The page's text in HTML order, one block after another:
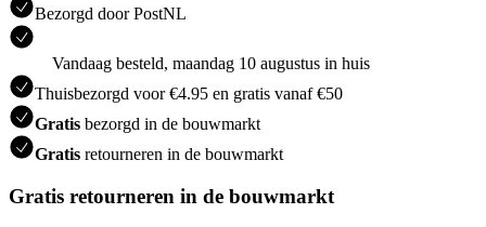
Bezorgd door PostNL
Vandaag besteld, maandag 10 augustus in huis
Thuisbezorgd voor €4.95 en gratis vanaf €50
Gratis bezorgd in de bouwmarkt
Gratis retourneren in de bouwmarkt
Gratis retourneren in de bouwmarkt